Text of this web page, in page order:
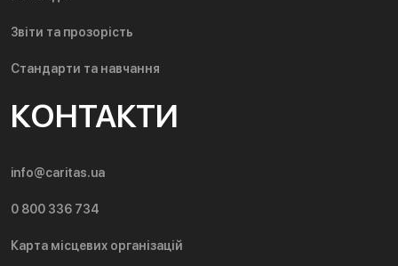
Звіти та прозорість
Стандарти та навчання
КОНТАКТИ
info@caritas.ua
0 800 336 734
Карта місцевих організацій